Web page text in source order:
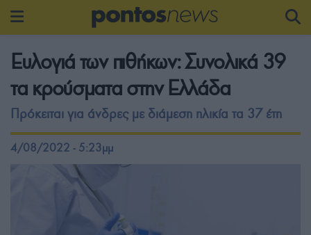
Ευλογιά των πιθήκων: Συνολικά 39
τα κρούσματα στην Ελλάδα
Πρόκειται για άνδρες με διάμεση ηλικία τα 37 έτη
4/08/2022 - 5:23μμ